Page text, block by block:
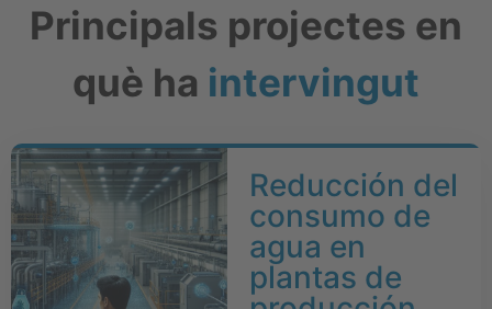
Principals projectes en
què ha intervingut
Reducción del
consumo de
agua en
plantas de